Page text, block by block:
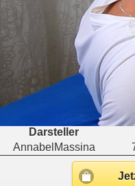
Darsteller
AnnabelMassina